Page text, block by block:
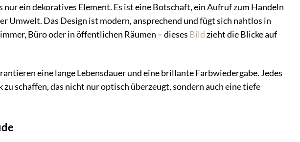
ein dekoratives Element. Es ist eine Botschaft, ein Aufruf zum Handeln
Umwelt. Das Design ist modern, ansprechend und fügt sich nahtlos in
Büro oder in öffentlichen Räumen – dieses Bildzieht die Blicke auf
eine lange Lebensdauer und eine brillante Farbwiedergabe. Jedes
schaffen, das nicht nur optisch überzeugt, sondern auch eine tiefe